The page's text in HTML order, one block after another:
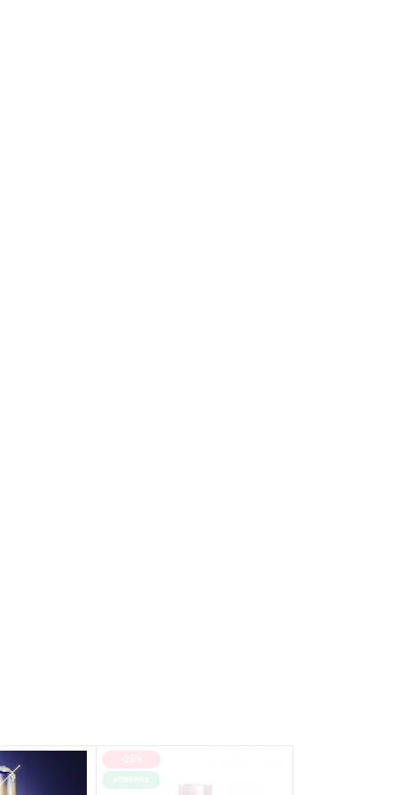
новинка